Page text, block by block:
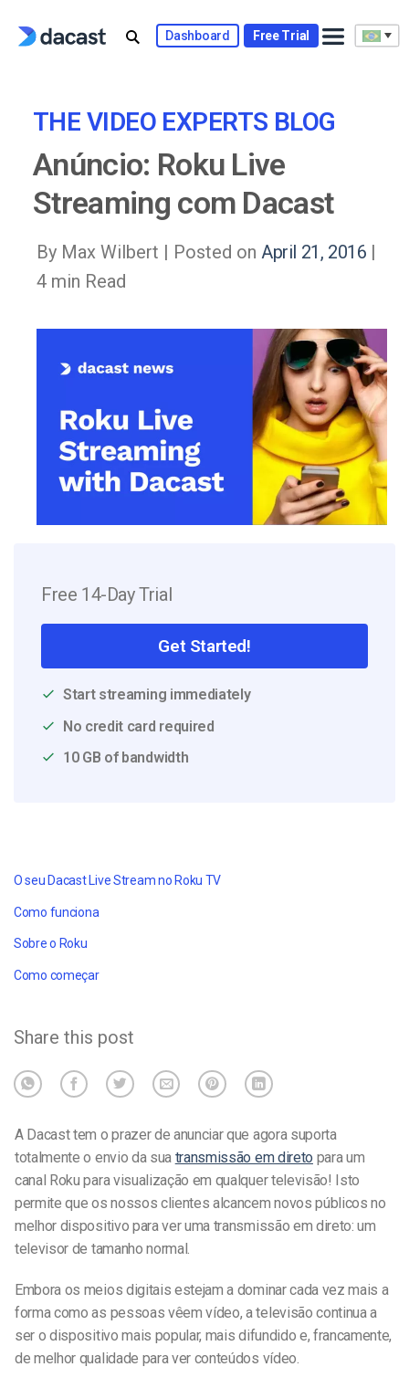
Dashboard Free Trial
THE VIDEO EXPERTS BLOG
Anúncio: Roku Live
Streaming com Dacast
By Max Wilbert | Posted on April 21, 2016 |
4 min Read
Free 14-Day Trial
Get Started!
Start streaming immediately
No credit card required
10 GB of bandwidth
O seu Dacast Live Stream no Roku TV
Como funciona
Sobre o Roku
Como começar
Share this post
A Dacast tem o prazer de anunciar que agora suporta
totalmente o envio da sua transmissão em direto para um
canal Roku para visualização em qualquer televisão! Isto
permite que os nossos clientes alcancem novos públicos no
melhor dispositivo para ver uma transmissão em direto: um
televisor de tamanho normal.
Embora os meios digitais estejam a dominar cada vez mais a
forma como as pessoas vêem vídeo, a televisão continua a
ser o dispositivo mais popular, mais difundido e, francamente,
de melhor qualidade para ver conteúdos vídeo.